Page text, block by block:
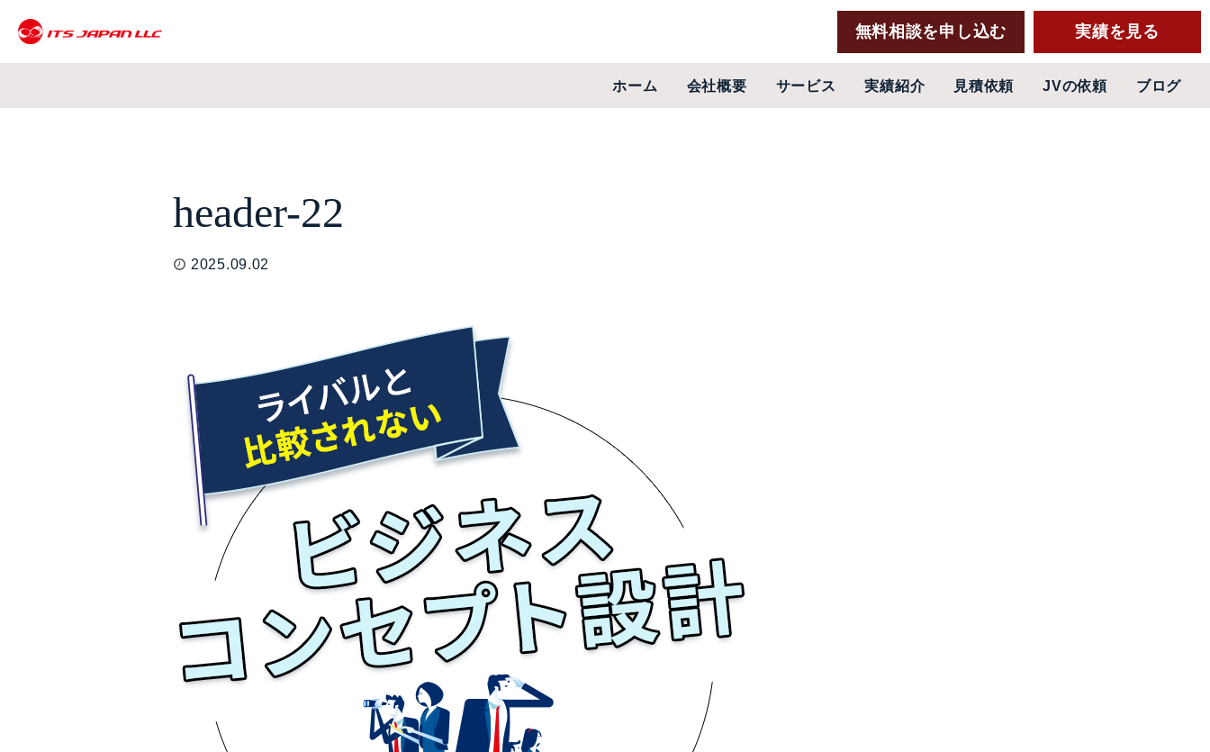
無料相談を申し込む 実績を見る
ホーム 会社概要 サービス 実績紹介 見積依頼 JVの依頼 ブログ
header-22
2025.09.02